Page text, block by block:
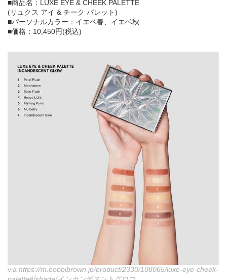
■商品名：LUXE EYE & CHEEK PALETTE
(リュクス アイ & チーク パレット)
■パーソナルカラー：イエベ春、イエベ秋
■価格：10,450円(税込)
via https://m.bobbibrown.jp/product/2330/108065/luxe-eye-cheek-